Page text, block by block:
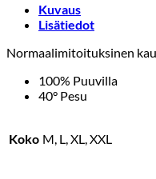
Kuvaus
Lisätiedot
Normaalimitoituksinen
100% Puuvilla
40° Pesu
Koko M, L, XL, XXL